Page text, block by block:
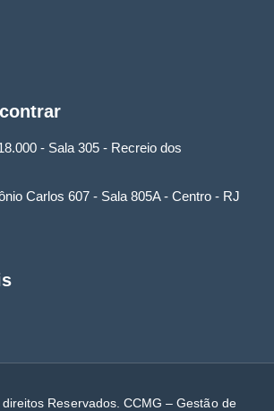
- Sala 305 - Recreio dos
Carlos 607 - Sala 805A - Centro - RJ
Reservados. CCMG – Gestão de